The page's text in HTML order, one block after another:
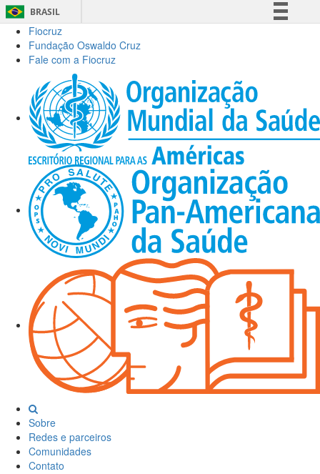
BRASIL
Acesso à informação
Legislação
Canais
Fiocruz
Fundação Oswaldo Cruz
Fale com a Fiocruz
Sobre
Redes e parceiros
Comunidades
Contato